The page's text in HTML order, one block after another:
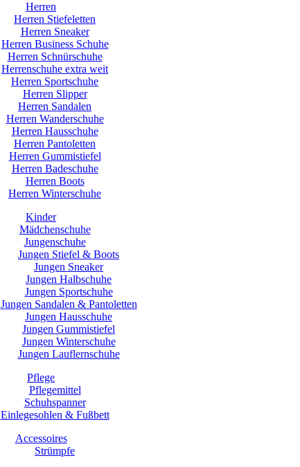
Herren
Herren Stiefeletten
Herren Sneaker
Herren Business Schuhe
Herren Schnürschuhe
Herrenschuhe extra weit
Herren Sportschuhe
Herren Slipper
Herren Sandalen
Herren Wanderschuhe
Herren Hausschuhe
Herren Pantoletten
Herren Gummistiefel
Herren Badeschuhe
Herren Boots
Herren Winterschuhe
Kinder
Mädchenschuhe
Jungenschuhe
Jungen Stiefel & Boots
Jungen Sneaker
Jungen Halbschuhe
Jungen Sportschuhe
Jungen Sandalen & Pantoletten
Jungen Hausschuhe
Jungen Gummistiefel
Jungen Winterschuhe
Jungen Lauflernschuhe
Pflege
Pflegemittel
Schuhspanner
Einlegesohlen & Fußbett
Accessoires
Strümpfe